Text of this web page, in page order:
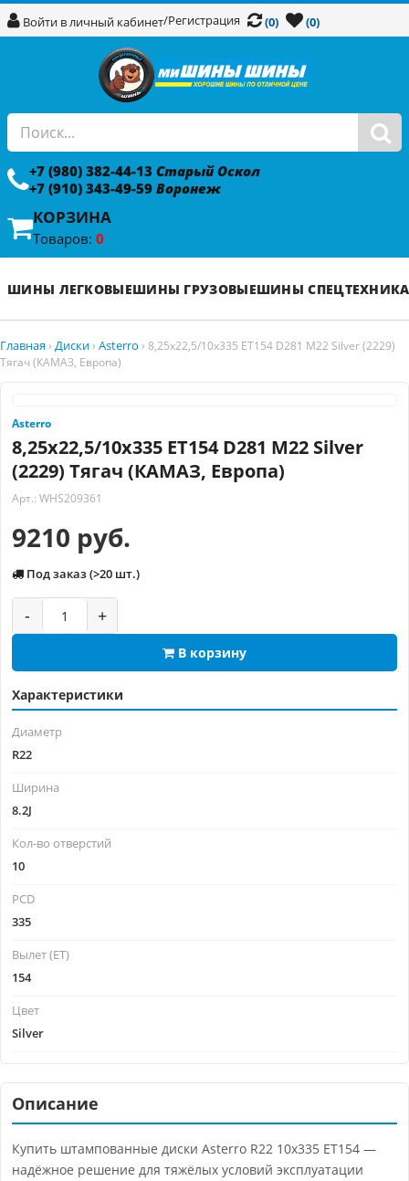
Войти в личный кабинет/Регистрация (0) (0)
+7 (980) 382-44-13 Старый Оскол
+7 (910) 343-49-59 Воронеж
КОРЗИНА
Товаров: 0
ШИНЫ ЛЕГКОВЫЕШИНЫ ГРУЗОВЫЕШИНЫ СПЕЦТЕХНИКА
Главная › Диски › Asterro › 8,25x22,5/10x335 ET154 D281 M22 Silver (2229)
Тягач (КАМАЗ, Европа)
Asterro
8,25x22,5/10x335 ET154 D281 M22 Silver
(2229) Тягач (КАМАЗ, Европа)
Арт.: WHS209361
9210 руб.
Под заказ (>20 шт.)
- +
В корзину
Характеристики
Диаметр
R22
Ширина
8.2J
Кол-во отверстий
10
PCD
335
Вылет (ET)
154
Цвет
Silver
Описание
Купить штампованные диски Asterro R22 10x335 ET154 —
надёжное решение для тяжёлых условий эксплуатации